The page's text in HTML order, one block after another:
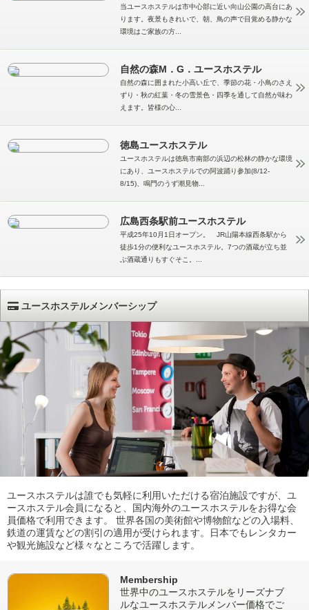
当ユースホステルは市中心部に近い向山公園の高台にあ
ります。夜景もきれいで、朝、鳥の声で目覚める静かな
環境はご家族の方...
自然の森M．G．ユースホステル
自然の森に囲まれた小高い丘で、季節の花・小鳥のさえ
ずり・秋の紅葉・冬の雪景色・四季を通して自然が味わ
えます。皆様の心...
徳島ユースホステル
ユースホステルは徳島市南部の浜辺の松林の静かな環境
にあり、ユースホステルでの阿波踊り参加(8/12-
8/15)、鳴門のうず潮見物...
広島西条駅前ユースホステル
平成25年10月1日オープン。 JR山陽本線西条駅から
徒歩1分の便利なユースホステル。7つの酒蔵が立ち並
ぶ酒蔵通りもすぐそこ。...
ユースホステルメンバーシップ
ユースホステルは誰でも気軽に利用いただける宿泊施設ですが、ユ
ースホステル会員になると、国内海外のユースホステルをお得な会
員価格で利用できます。 世界各国の美術館や博物館などの入場料、
鉄道の運賃などの割引の適用が受けられます。日本でもレンタカー
や観光施設など様々なところで活躍します。
Membership
世界中のユースホステルをリーズナブ
ルなユースホステルメンバー価格でご